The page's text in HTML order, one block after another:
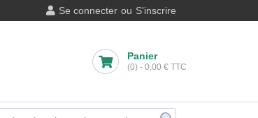
Se connecter ou S'inscrire
Panier
(0) - 0,00 € TTC